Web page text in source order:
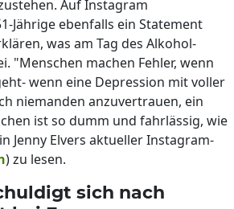
Auf Instagram
Jährige ebenfalls ein Statement
was am Tag des Alkohol-
"Menschen machen Fehler, wenn
wenn eine Depression mit voller
niemanden anzuvertrauen, ein
ist so dumm und fahrlässig, wie
Jenny Elvers aktueller Instagram-
) zu lesen.
sich nach